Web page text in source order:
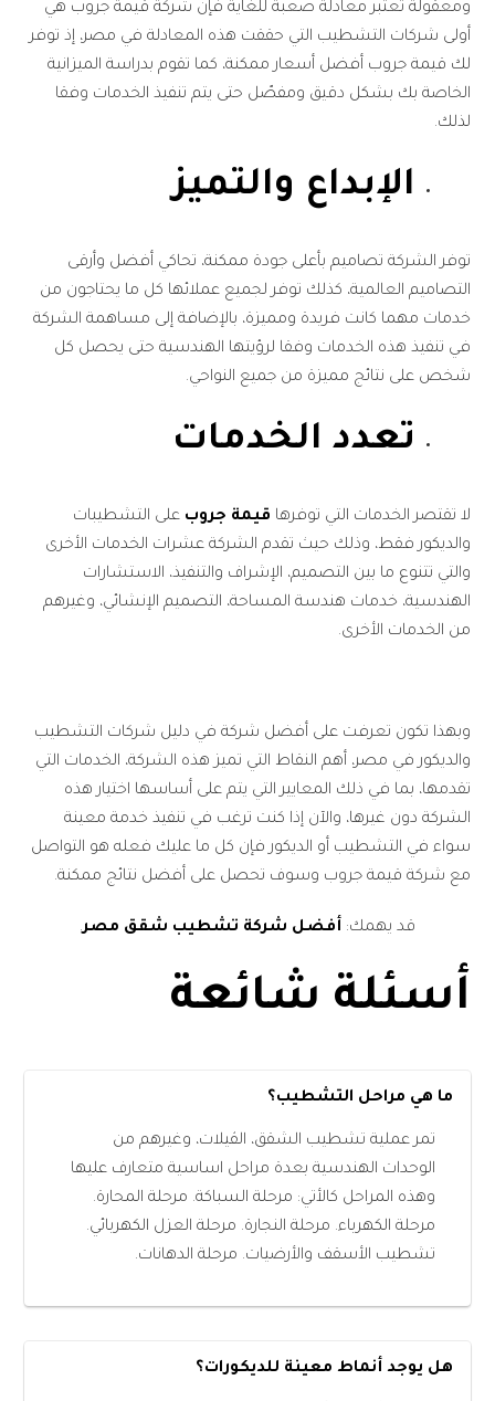
ومعقولة تعتبر معادلة صعبة للغاية فإن شركة قيمة جروب هي
أولى شركات التشطيب التي حققت هذه المعادلة في مصر، إذ توفر
لك قيمة جروب أفضل أسعار ممكنة، كما تقوم بدراسة الميزانية
الخاصة بك بشكل دقيق ومفصّل حتى يتم تنفيذ الخدمات وفقا
لذلك.
الإبداع والتميز
توفر الشركة تصاميم بأعلى جودة ممكنة، تحاكي أفضل وأرقى
التصاميم العالمية، كذلك توفر لجميع عملائها كل ما يحتاجون من
خدمات مهما كانت فريدة ومميزة، بالإضافة إلى مساهمة الشركة
في تنفيذ هذه الخدمات وفقا لرؤيتها الهندسية حتى يحصل كل
شخص على نتائج مميزة من جميع النواحي.
تعدد الخدمات
لا تقتصر الخدمات التي توفرها قيمة جروب على التشطيبات
والديكور فقط، وذلك حيث تقدم الشركة عشرات الخدمات الأخرى
والتي تتنوع ما بين التصميم، الإشراف والتنفيذ، الاستشارات
الهندسية، خدمات هندسة المساحة، التصميم الإنشائي، وغيرهم
من الخدمات الأخرى.
وبهذا تكون تعرفت على أفضل شركة في دليل شركات التشطيب
والديكور في مصر، أهم النقاط التي تميز هذه الشركة، الخدمات التي
تقدمها، بما في ذلك المعايير التي يتم على أساسها اختيار هذه
الشركة دون غيرها، والآن إذا كنت ترغب في تنفيذ خدمة معينة
سواء في التشطيب أو الديكور فإن كل ما عليك فعله هو التواصل
مع شركة قيمة جروب وسوف تحصل على أفضل نتائج ممكنة.
قد يهمك: أفضل شركة تشطيب شقق مصر.
أسئلة شائعة
ما هي مراحل التشطيب؟
تمر عملية تشطيب الشقق، الڤيلات، وغيرهم من
الوحدات الهندسية بعدة مراحل اساسية متعارف عليها
وهذه المراحل كالأتي: مرحلة السباكة. مرحلة المحارة.
مرحلة الكهرباء. مرحلة النجارة. مرحلة العزل الكهربائي.
تشطيب الأسقف والأرضيات. مرحلة الدهانات.
هل يوجد أنماط معينة للديكورات؟